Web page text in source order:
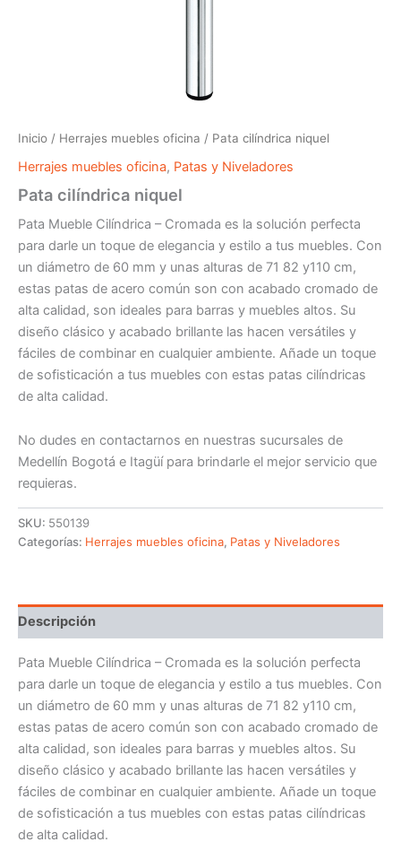
Inicio / Herrajes muebles oficina / Pata cilíndrica niquel
Herrajes muebles oficina, Patas y Niveladores
Pata cilíndrica niquel
Pata Mueble Cilíndrica – Cromada es la solución perfecta
para darle un toque de elegancia y estilo a tus muebles. Con
un diámetro de 60 mm y unas alturas de 71 82 y110 cm,
estas patas de acero común son con acabado cromado de
alta calidad, son ideales para barras y muebles altos. Su
diseño clásico y acabado brillante las hacen versátiles y
fáciles de combinar en cualquier ambiente. Añade un toque
de sofisticación a tus muebles con estas patas cilíndricas
de alta calidad.
No dudes en contactarnos en nuestras sucursales de
Medellín Bogotá e Itagüí para brindarle el mejor servicio que
requieras.
SKU: 550139
Categorías: Herrajes muebles oficina, Patas y Niveladores
Descripción
Pata Mueble Cilíndrica – Cromada es la solución perfecta
para darle un toque de elegancia y estilo a tus muebles. Con
un diámetro de 60 mm y unas alturas de 71 82 y110 cm,
estas patas de acero común son con acabado cromado de
alta calidad, son ideales para barras y muebles altos. Su
diseño clásico y acabado brillante las hacen versátiles y
fáciles de combinar en cualquier ambiente. Añade un toque
de sofisticación a tus muebles con estas patas cilíndricas
de alta calidad.